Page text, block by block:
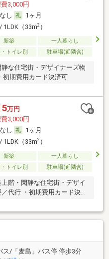
3,000円
なし
1ヶ月
1LDK（33m2）
新築
一人暮らし
トイレ別 駐車場(近隣含)
な住宅街・デザイナーズ物
初期費用カード決済可
万円
3,000円
なし
1ヶ月
1LDK（33m2）
新築
一人暮らし
トイレ別 駐車場(近隣含)
階・閑静な住宅街・デザイ
代行 ・初期費用カード決済
ス/「麦島」バス停 停歩3分